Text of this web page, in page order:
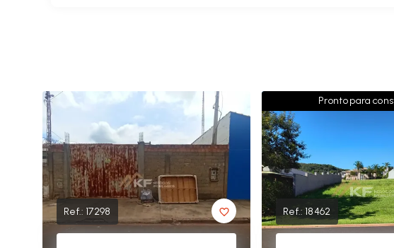
Ref.: 17298
Pronto para
Ref.: 18462